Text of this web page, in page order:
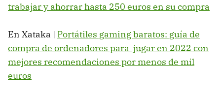
trabajar y ahorrar hasta 250 euros en su compra
En Xataka | Portátiles gaming baratos: guía de
compra de ordenadores para jugar en 2022 con
mejores recomendaciones por menos de mil
euros